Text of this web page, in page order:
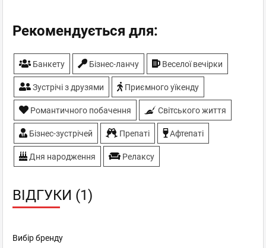
Рекомендується для:
Банкету Бiзнес-ланчу Веселої вечірки
Зустрічі з друзями Приємного уїкенду
Романтичного побачення Світського життя
Бізнес-зустрічей Препаті Афтепаті
Дня народження Релаксу
ВІДГУКИ (1)
Вибір бренду